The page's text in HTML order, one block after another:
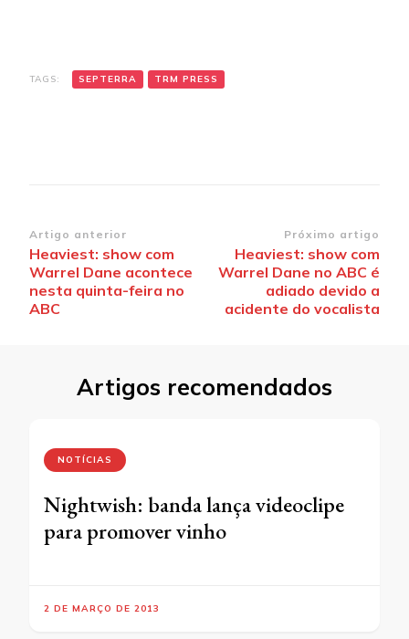
TAGS: SEPTERRA TRM PRESS
Navegação
de
post
Artigo anterior
Heaviest: show com
Warrel Dane acontece
nesta quinta-feira no
ABC
Próximo artigo
Heaviest: show com
Warrel Dane no ABC é
adiado devido a
acidente do vocalista
Artigos recomendados
NOTÍCIAS
Nightwish: banda lança videoclipe
para promover vinho
2 DE MARÇO DE 2013